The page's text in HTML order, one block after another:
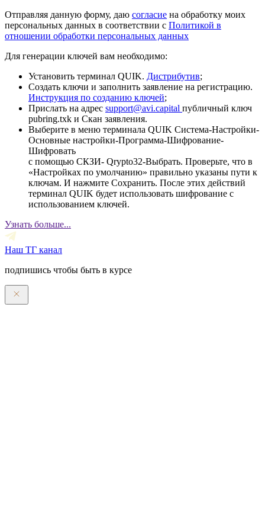
Отправляя данную форму, даю согласие на обработку моих
персональных данных в соответствии с Политикой в
отношении обработки персональных данных
Для генерации ключей вам необходимо:
Установить терминал QUIK. Дистрибутив;
Создать ключи и заполнить заявление на регистрацию.
Инструкция по созданию ключей;
Прислать на адрес support@avi.capital публичный ключ
pubring.txk и Скан заявления.
Выберите в меню терминала QUIK Система-Настройки-
Основные настройки-Программа-Шифрование-
Шифровать
с помощью СКЗИ- Qrypto32-Выбрать. Проверьте, что в
«Настройках по умолчанию» правильно указаны пути к
ключам. И нажмите Сохранить. После этих действий
терминал QUIK будет использовать шифрование с
использованием ключей.
Узнать больше...
Наш ТГ канал
подпишись чтобы быть в курсе